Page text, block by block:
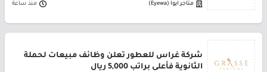
متاجر ايوا (Eyewa) منذ ساعة
شركة غراس للعطور تعلن وظائف مبيعات لحملة
الثانوية فأعلى براتب 5,000 ريال